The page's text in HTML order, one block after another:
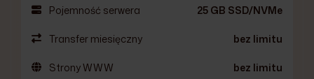
Pojemność serwera 25 GB SSD/NVMe
Transfer miesięczny bez limitu
Strony WWW bez limitu